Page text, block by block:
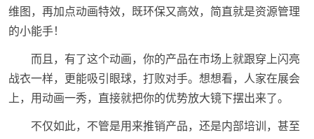
维图，再加点动画特效，既环保又高效，简直就是资源管理
的小能手！
而且，有了这个动画，你的产品在市场上就跟穿上闪亮
战衣一样，更能吸引眼球，打败对手。想想看，人家在展会
上，用动画一秀，直接就把你的优势放大镜下摆出来了。
不仅如此，不管是用来推销产品，还是内部培训，甚至